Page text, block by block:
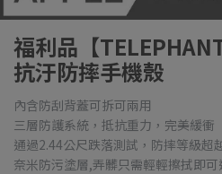
福利品【
抗汙防摔手機殼
內含防刮背蓋可拆可兩用
三層防護系統，抵抗重力，完美緩衝
通過2.44公尺跌落測試，防摔等級超
奈米防污塗層,弄髒只需輕輕擦拭即可